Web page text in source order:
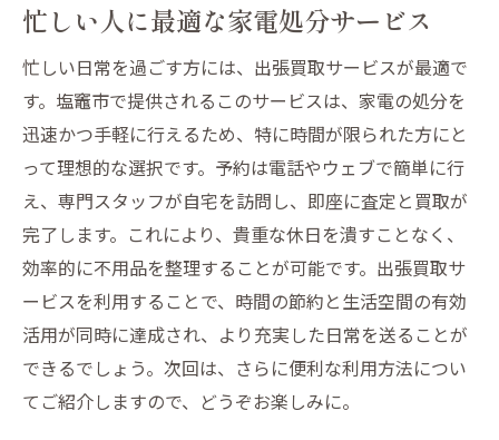
忙しい人に最適な家電処分サービス
忙しい日常を過ごす方には、出張買取サービスが最適で
す。塩竈市で提供されるこのサービスは、家電の処分を
迅速かつ手軽に行えるため、特に時間が限られた方にと
って理想的な選択です。予約は電話やウェブで簡単に行
え、専門スタッフが自宅を訪問し、即座に査定と買取が
完了します。これにより、貴重な休日を潰すことなく、
効率的に不用品を整理することが可能です。出張買取サ
ービスを利用することで、時間の節約と生活空間の有効
活用が同時に達成され、より充実した日常を送ることが
できるでしょう。次回は、さらに便利な利用方法につい
てご紹介しますので、どうぞお楽しみに。